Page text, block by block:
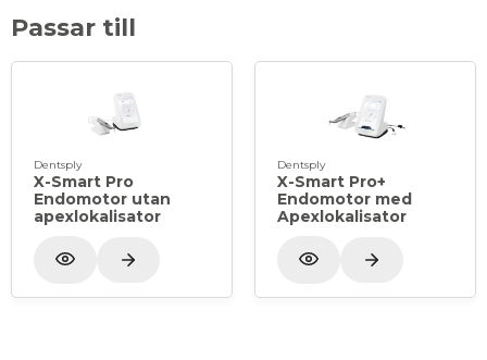
Passar till
Dentsply
X-Smart Pro
Endomotor utan
apexlokalisator
Dentsply
X-Smart Pro+
Endomotor med
Apexlokalisator